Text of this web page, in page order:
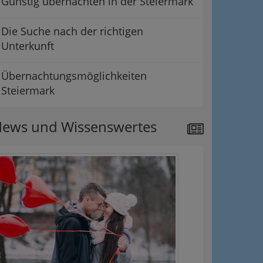
Die Suche nach der richtigen
Unterkunft
Übernachtungsmöglichkeiten
Steiermark
und Wissenswertes